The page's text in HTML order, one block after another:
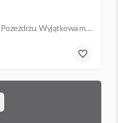
Odkryj najnowsze trendy w "Estilo" w Pozezdrzu. Wyjątkowa moda second hand czeka na Ciebie!